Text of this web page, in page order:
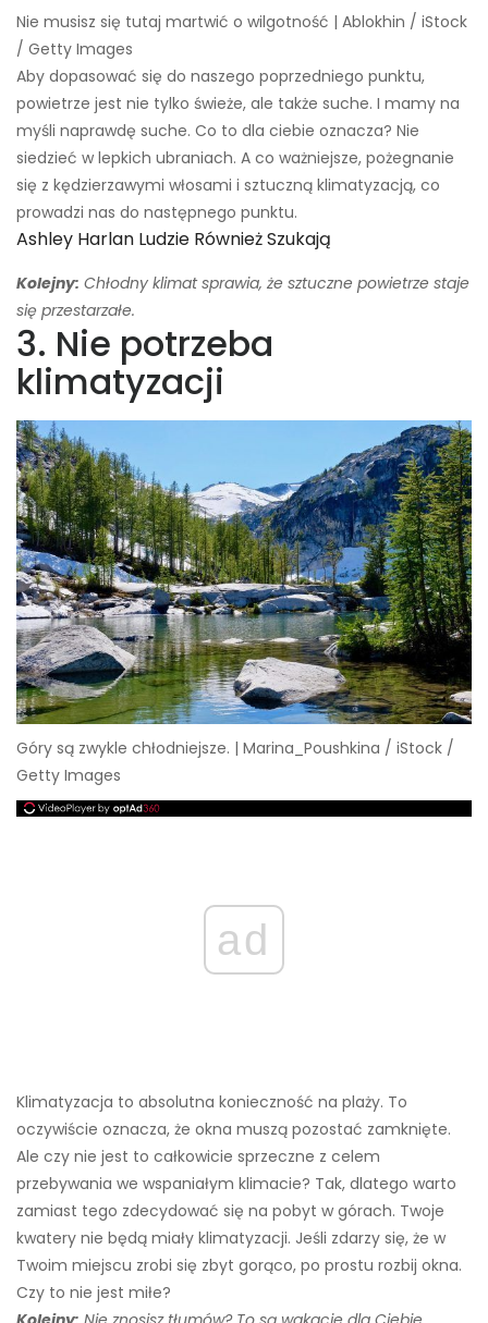
Nie musisz się tutaj martwić o wilgotność | Ablokhin / iStock
/ Getty Images
Aby dopasować się do naszego poprzedniego punktu,
powietrze jest nie tylko świeże, ale także suche. I mamy na
myśli naprawdę suche. Co to dla ciebie oznacza? Nie
siedzieć w lepkich ubraniach. A co ważniejsze, pożegnanie
się z kędzierzawymi włosami i sztuczną klimatyzacją, co
prowadzi nas do następnego punktu.
Ashley Harlan Ludzie Również Szukają
Kolejny: Chłodny klimat sprawia, że ​​sztuczne powietrze staje
się przestarzałe.
3. Nie potrzeba
klimatyzacji
Góry są zwykle chłodniejsze. | Marina_Poushkina / iStock /
Getty Images
ad
Klimatyzacja to absolutna konieczność na plaży. To
oczywiście oznacza, że ​​okna muszą pozostać zamknięte.
Ale czy nie jest to całkowicie sprzeczne z celem
przebywania we wspaniałym klimacie? Tak, dlatego warto
zamiast tego zdecydować się na pobyt w górach. Twoje
kwatery nie będą miały klimatyzacji. Jeśli zdarzy się, że w
Twoim miejscu zrobi się zbyt gorąco, po prostu rozbij okna.
Czy to nie jest miłe?